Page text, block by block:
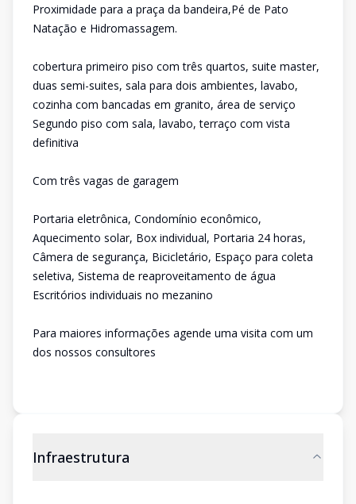
Proximidade para a praça da bandeira,Pé de Pato
Natação e Hidromassagem.
cobertura primeiro piso com três quartos, suite master,
duas semi-suites, sala para dois ambientes, lavabo,
cozinha com bancadas em granito, área de serviço
Segundo piso com sala, lavabo, terraço com vista
definitiva
Com três vagas de garagem
Portaria eletrônica, Condomínio econômico,
Aquecimento solar, Box individual, Portaria 24 horas,
Câmera de segurança, Bicicletário, Espaço para coleta
seletiva, Sistema de reaproveitamento de água
Escritórios individuais no mezanino
Para maiores informações agende uma visita com um
dos nossos consultores
Infraestrutura